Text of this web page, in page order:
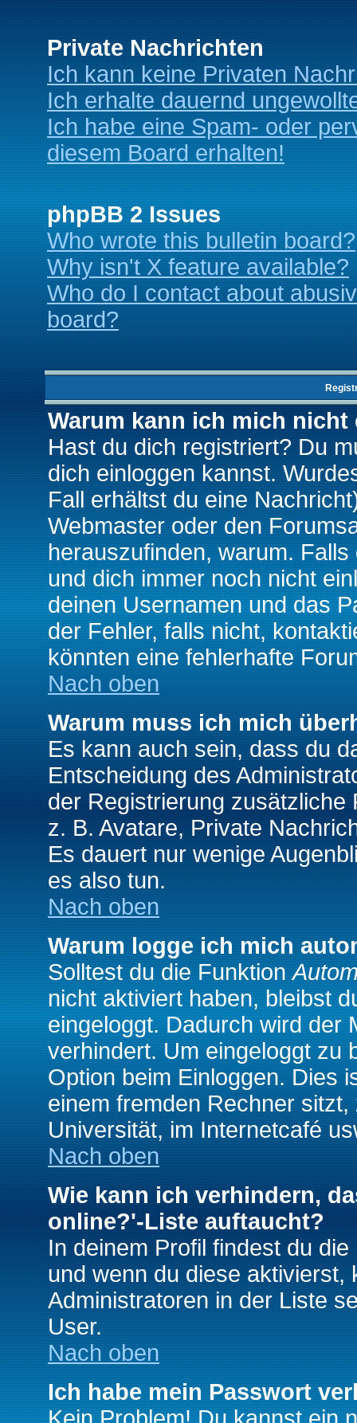
Private Nachrichten
Ich kann keine Privaten
Ich erhalte dauernd
Ich habe eine Spam- oder
diesem Board erhalten!
phpBB 2 Issues
Who wrote this bulletin board?
Why isn't X feature available?
Who do I contact about
board?
Warum kann ich mich nicht
Hast du dich registriert? Du
dich einloggen kannst.
Fall erhältst du eine
Webmaster oder den
herauszufinden, warum.
und dich immer noch nicht
deinen Usernamen und das
der Fehler, falls nicht,
könnten eine fehlerhafte
Nach oben
Warum muss ich mich
Es kann auch sein, dass du
Entscheidung des
der Registrierung
z. B. Avatare, Private
Es dauert nur wenige
es also tun.
Nach oben
Warum logge ich mich
Solltest du die Funktion
nicht aktiviert haben, bleibst
eingeloggt. Dadurch wird der
verhindert. Um eingeloggt zu
Option beim Einloggen. Dies
einem fremden Rechner
Universität, im Internetcafé
Nach oben
Wie kann ich verhindern,
online?'-Liste auftaucht?
In deinem Profil findest du
und wenn du diese aktivierst,
Administratoren in der Liste
User.
Nach oben
Ich habe mein Passwort